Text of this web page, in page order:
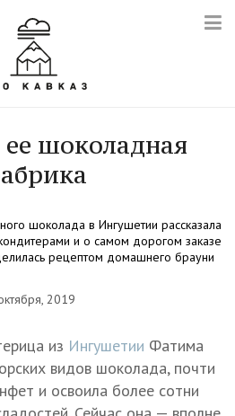
шоколадная
шоколада в Ингушетии рассказала
и о самом дорогом заказе
рецептом домашнего брауни
2019
из Ингушетии Фатима
видов шоколада, почти
и освоила более сотни